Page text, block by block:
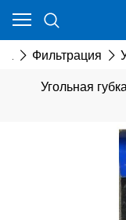
Фильтрация
Угольная
Ваш город - Минск,
ДА НЕТ